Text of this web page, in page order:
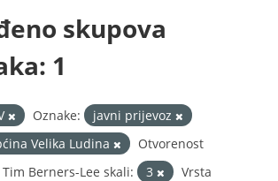
skupova
1
Oznake:
javni prijevoz
Velika Ludina
Otvorenost
Berners-Lee skali:
3
Vrsta